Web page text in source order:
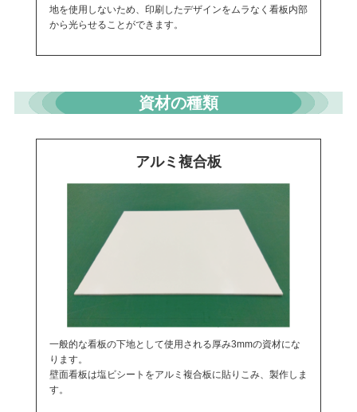
地を使用しないため、印刷したデザインをムラなく看板内部
から光らせることができます。
資材の種類
アルミ複合板
一般的な看板の下地として使用される厚み3mmの資材にな
ります。
壁面看板は塩ビシートをアルミ複合板に貼りこみ、製作しま
す。